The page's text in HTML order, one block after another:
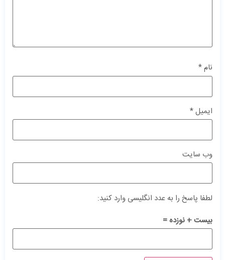
نام*
ایمیل*
وب‌ سایت
لطفا پاسخ را به عدد انگلیسی وارد کنید:
بیست + نوزده =